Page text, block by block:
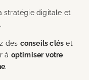
stratégie digitale et
des conseils clés et
à optimiser votre
.